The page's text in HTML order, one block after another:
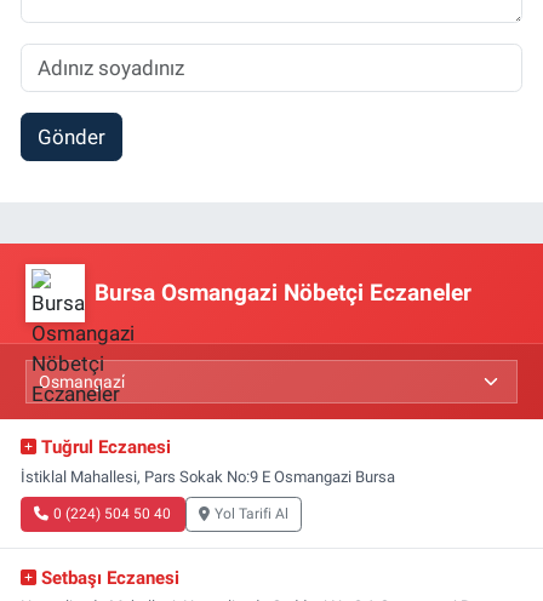
Gönder
Bursa Osmangazi Nöbetçi Eczaneler
Tuğrul Eczanesi
İstiklal Mahallesi, Pars Sokak No:9 E Osmangazi Bursa
0 (224) 504 50 40 Yol Tarifi Al
Setbaşı Eczanesi